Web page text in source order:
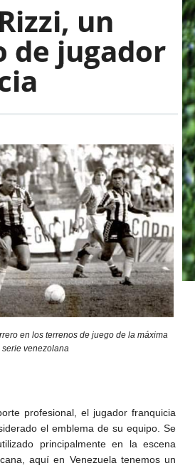
un
de jugador
en los terrenos de juego de la máxima
serie venezolana
profesional, el jugador franquicia
el emblema de su equipo. Se
principalmente en la escena
aquí en Venezuela tenemos un